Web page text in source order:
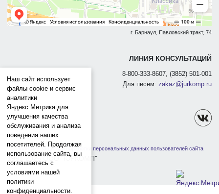
г. Барнаул, Павловский тракт, 74
ЛИНИЯ КОНСУЛЬТАЦИЙ
8-800-333-8607, (3852) 501-001
Для писем: zakaz@jurkomp.ru
Политика защиты и обработки персональных данных пользователей сайта
1991-2026 ООО "ЮРКОМП"
Наш сайт использует
файлы cookie и сервис
аналитики
Яндекс.Метрика для
улучшения качества
обслуживания и анализа
поведения наших
посетителей. Продолжая
использование сайта, вы
соглашаетесь с
условиями нашей
политики
конфиденциальности.